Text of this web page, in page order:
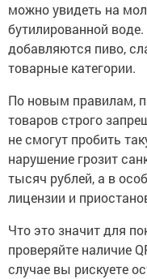
можно увидеть на
бутилированной
добавляются пиво,
товарные категории.
По новым правилам,
товаров строго
не смогут пробить
нарушение грозит
тысяч рублей, а в
лицензии и
Что это значит для
проверяйте наличие
случае вы рискуете